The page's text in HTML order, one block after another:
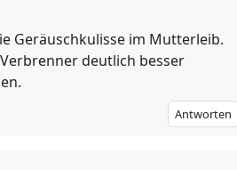
Geräuschkulisse im Mutterleib.
deutlich besser
Antworten